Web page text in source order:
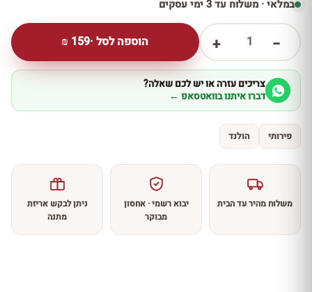
במלאי · משלוח עד 3 ימי עסקים
−
1
+ הוספה לסל ·159
₪
צריכים עזרה או יש לכם שאלה?
דברו איתנו בוואטסאפ ←
פירותי הולנד
משלוח מהיר עד הבית
יבוא רשמי · אחסון
מבוקר
ניתן לבקש אריזת
מתנה